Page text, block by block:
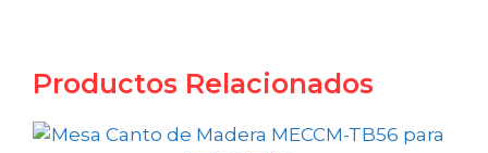
Productos Relacionados